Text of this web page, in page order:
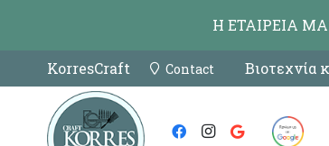
KorresCraft Contact Βιοτεχνία
Η ΕΤΑΙΡΕΙΑ